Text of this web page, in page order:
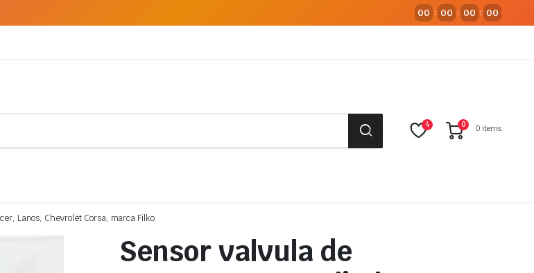
00 : 00 : 00 : 00
4 0 0 items
Lanos, Chevrolet Corsa, marca Filko
Sensor valvula de